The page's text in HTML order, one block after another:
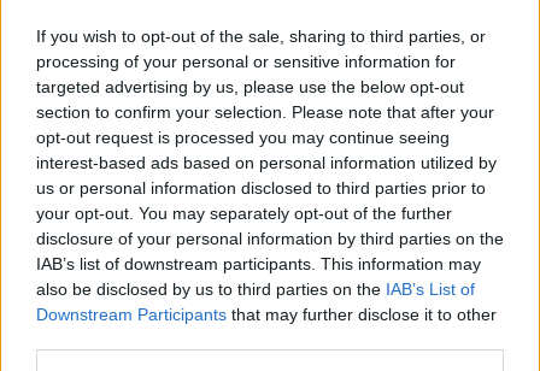
If you wish to opt-out of the sale, sharing to third parties, or
processing of your personal or sensitive information for
targeted advertising by us, please use the below opt-out
section to confirm your selection. Please note that after your
opt-out request is processed you may continue seeing
interest-based ads based on personal information utilized by
us or personal information disclosed to third parties prior to
your opt-out. You may separately opt-out of the further
disclosure of your personal information by third parties on the
IAB’s list of downstream participants. This information may
also be disclosed by us to third parties on the IAB’s List of
Downstream Participants that may further disclose it to other
Az Ifjúsági Program keretében számos iskolában
már évek óta sikerrel futó háromlépcsős
programjukat szeretnék családok, baráti
társaságok, egyéni érdeklődők számára is elérhetővé
tenni. Előzetes tudás, előképzettség nem szükséges –
némi játékkedv és kíváncsiság nem árt!
A programon való részvétel ingyenes, de